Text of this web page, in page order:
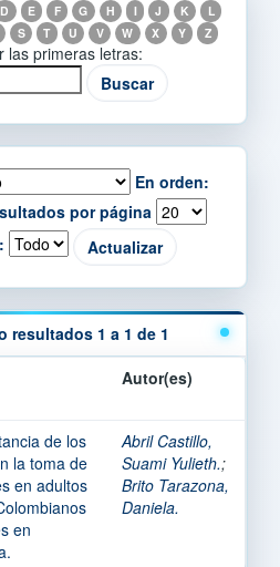
D E F G H I J K
L
S T U V W X Y Z
las primeras letras:
En orden:
por página
resultados 1 a 1 de 1
Autor(es)
de los
la toma de
en adultos
en
Abril Castillo,
Suami Yulieth.;
Brito Tarazona,
Daniela.